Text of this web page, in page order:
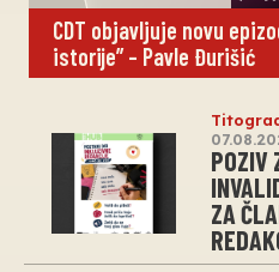
CDT objavljuje novu
istorije” – Pavle Đurišić
POZIV
ZA